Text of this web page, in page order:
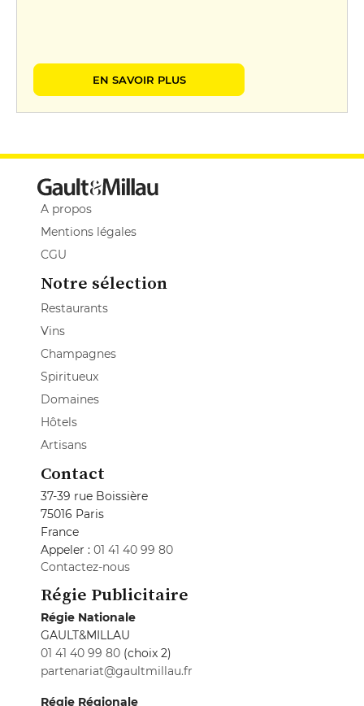
EN SAVOIR PLUS
A propos
Mentions légales
CGU
Notre sélection
Restaurants
Vins
Champagnes
Spiritueux
Domaines
Hôtels
Artisans
Contact
37-39 rue Boissière
75016 Paris
France
Appeler : 01 41 40 99 80
Contactez-nous
Régie Publicitaire
Régie Nationale
GAULT&MILLAU
01 41 40 99 80 (choix 2)
partenariat@gaultmillau.fr
Régie Régionale